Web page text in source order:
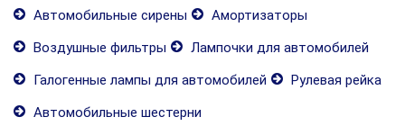
Автомобильные сирены
Амортизаторы
Воздушные фильтры
Лампочки для автомобилей
Галогенные лампы для автомобилей
Рулевая рейка
Автомобильные шестерни